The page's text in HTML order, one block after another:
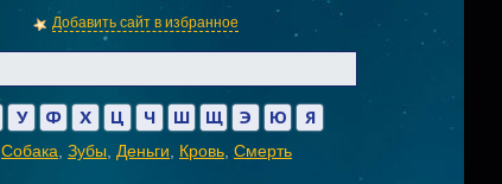
Добавить сайт в избранное
У Ф Х Ц Ч Ш Щ Э Ю Я
Собака Зубы Деньги Кровь Смерть